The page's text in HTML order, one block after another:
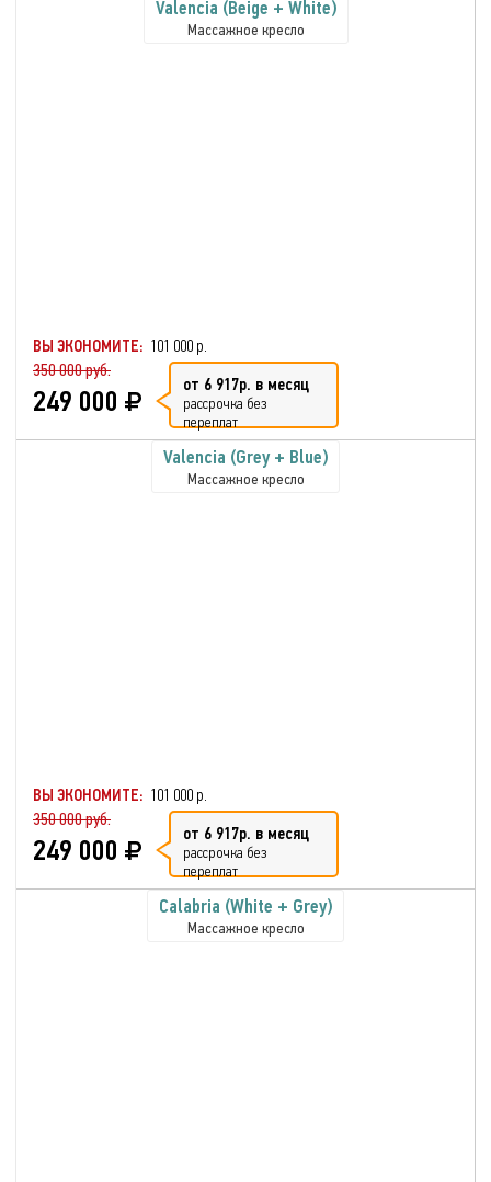
Valencia (Beige + White)
Массажное кресло
ВЫ ЭКОНОМИТЕ: 101 000 р.
350 000 руб.
249 000 от 6 917р. в месяц
рассрочка без
переплат
Valencia (Grey + Blue)
Массажное кресло
ВЫ ЭКОНОМИТЕ: 101 000 р.
350 000 руб.
249 000 от 6 917р. в месяц
рассрочка без
переплат
Calabria (White + Grey)
Массажное кресло